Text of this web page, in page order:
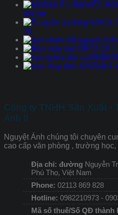
ROYAL
2K
Công ty TNHH Sản Xuất -
Ánh II
Nguyệt Ánh chúng tôi chuyên
cao cấp văn phòng , trường học,
Địa chỉ: đường Nguyễn
Phú Thọ, Việt Nam
Phone: 02113 869 828
Hotline: 0982210973 -
Mã số thuế/Số QĐ thành